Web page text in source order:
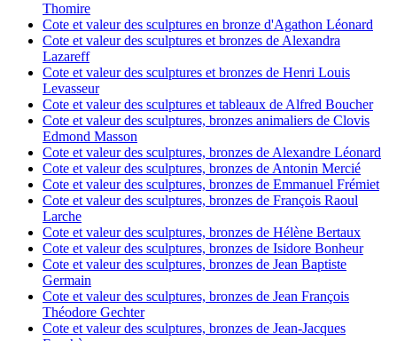
Thomire
Cote et valeur des sculptures en bronze d'Agathon Léonard
Cote et valeur des sculptures et bronzes de Alexandra
Lazareff
Cote et valeur des sculptures et bronzes de Henri Louis
Levasseur
Cote et valeur des sculptures et tableaux de Alfred Boucher
Cote et valeur des sculptures, bronzes animaliers de Clovis
Edmond Masson
Cote et valeur des sculptures, bronzes de Alexandre Léonard
Cote et valeur des sculptures, bronzes de Antonin Mercié
Cote et valeur des sculptures, bronzes de Emmanuel Frémiet
Cote et valeur des sculptures, bronzes de François Raoul
Larche
Cote et valeur des sculptures, bronzes de Hélène Bertaux
Cote et valeur des sculptures, bronzes de Isidore Bonheur
Cote et valeur des sculptures, bronzes de Jean Baptiste
Germain
Cote et valeur des sculptures, bronzes de Jean François
Théodore Gechter
Cote et valeur des sculptures, bronzes de Jean-Jacques